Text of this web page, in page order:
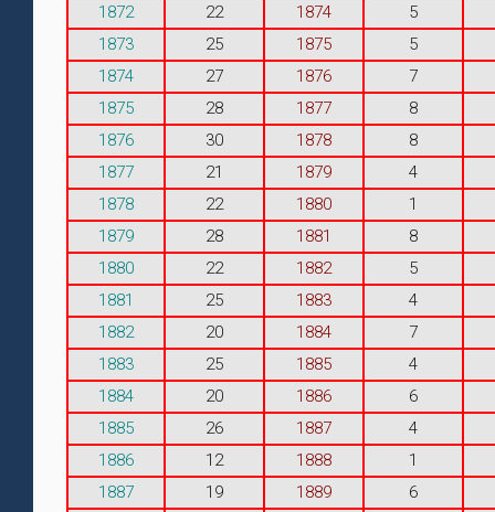
1872
22 1874
5
1873
25 1875
5
1874
27 1876
7
1875
28 1877
8
1876
30 1878
8
1877
21 1879
4
1878
22 1880
1
1879
28 1881
8
1880
22 1882
5
1881
25 1883
4
1882
20 1884
7
1883
25 1885
4
1884
20 1886
6
1885
26 1887
4
1886
12 1888
1
1887
19 1889
6